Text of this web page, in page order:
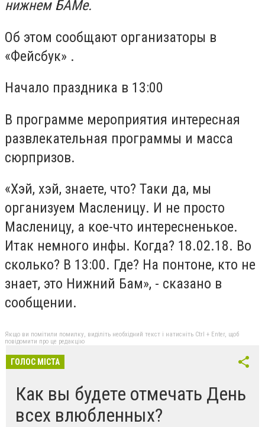
нижнем БАМе.
Об этом сообщают организаторы в
«Фейсбук» .
Начало праздника в 13:00
В программе мероприятия интересная
развлекательная программы и масса
сюрпризов.
«Хэй, хэй, знаете, что? Таки да, мы
организуем Масленицу. И не просто
Масленицу, а кое-что интересненькое.
Итак немного инфы. Когда? 18.02.18. Во
сколько? В 13:00. Где? На понтоне, кто не
знает, это Нижний Бам», - сказано в
сообщении.
Якщо ви помітили помилку, виділіть необхідний текст і натисніть Ctrl + Enter, щоб
повідомити про це редакцію
ГОЛОС МІСТА
Как вы будете отмечать День
всех влюбленных?